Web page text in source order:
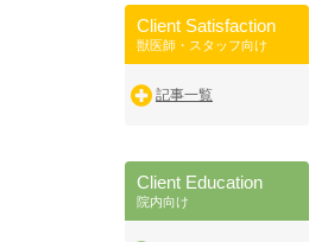
Client Satisfaction
獣医師・スタッフ向け
記事一覧
Client Education
院内向け